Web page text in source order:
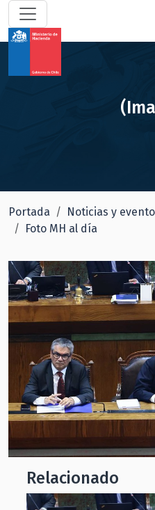
Portada Noticias y
Foto MH al día
Relacionado